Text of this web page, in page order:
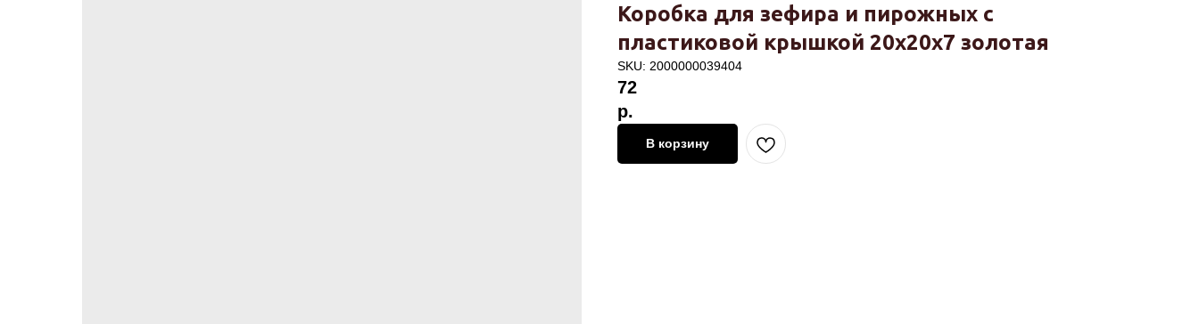
Коробка для зефира и пирожных с
пластиковой крышкой 20х20х7 золотая
SKU: 2000000039404
72
р.
В корзину